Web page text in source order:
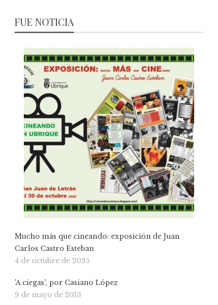
FUE NOTICIA
Mucho más que cineando: exposición de Juan
Carlos Castro Esteban
4 de octubre de 2025
'A ciegas', por Casiano López
9 de mayo de 2013